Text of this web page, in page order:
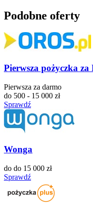
Podobne oferty
Pierwsza pożyczka
Pierwsza za darmo
do 500 - 15 000 zł
Sprawdź
Wonga
do do 15 000 zł
Sprawdź